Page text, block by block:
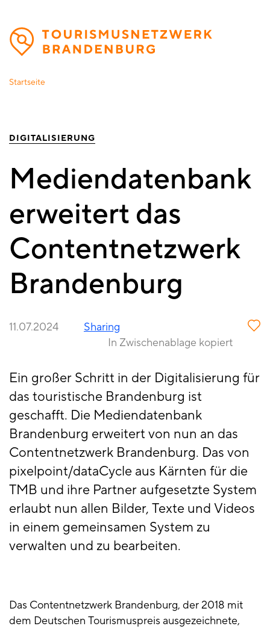
Direkt
zum
Inhalt
Startseite
DIGITALISIERUNG
Mediendatenbank
erweitert das
Contentnetzwerk
Brandenburg
11.07.2024
Sharing
In Zwischenablage kopiert
Ein großer Schritt in der Digitalisierung für
das touristische Brandenburg ist
geschafft. Die Mediendatenbank
Brandenburg erweitert von nun an das
Contentnetzwerk Brandenburg. Das von
pixelpoint/dataCycle aus Kärnten für die
TMB und ihre Partner aufgesetzte System
erlaubt nun allen Bilder, Texte und Videos
in einem gemeinsamen System zu
verwalten und zu bearbeiten.
Das Contentnetzwerk Brandenburg, der 2018 mit
dem Deutschen Tourismuspreis ausgezeichnete,